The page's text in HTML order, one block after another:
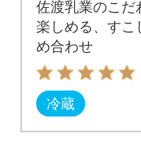
佐渡乳業のこだ
楽しめる、すこ
め合わせ
冷蔵